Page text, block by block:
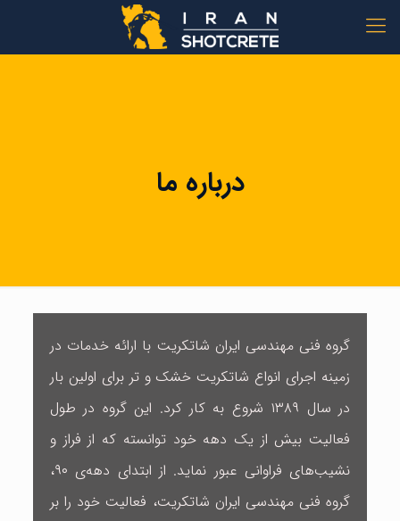
درباره ما
گروه فنی مهندسی ایران شاتکریت با ارائه خدمات در
زمینه اجرای انواع شاتکریت خشک و تر برای اولین بار
در سال ۱۳۸۹ شروع به کار کرد. این گروه در طول
فعالیت بیش از یک دهه خود توانسته که از فراز و
نشیب‌های فراوانی عبور نماید. از ابتدای دهه‌ی ۹۰،
گروه فنی مهندسی ایران شاتکریت، فعالیت خود را بر